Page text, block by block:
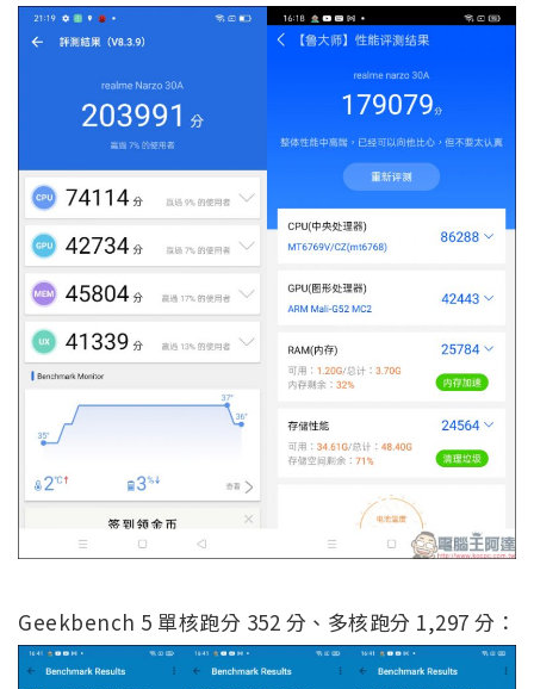
Geekbench 5 單核跑分 352 分、多核跑分 1,297 分：